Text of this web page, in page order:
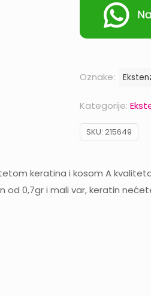
Oznake:
Kategorije:
SKU: 215649
keratina i kosom A
od 0,7gr i mali var, keratin